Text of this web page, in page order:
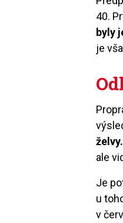
40.
byly
je
ale
Je
u
v